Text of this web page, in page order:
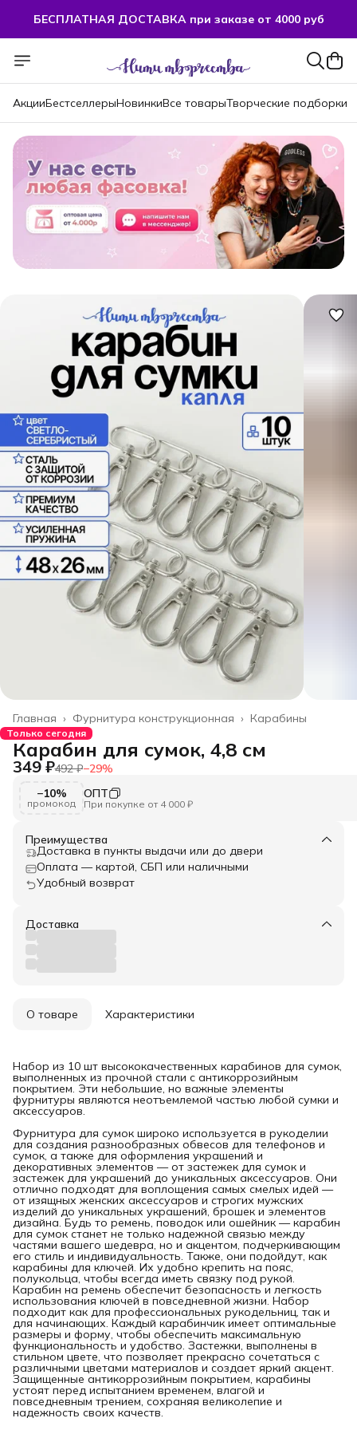
БЕСПЛАТНАЯ ДОСТАВКА при заказе от 4000 руб
БЕСПЛАТНАЯ ДОСТАВКА при заказе от 4000 руб
АкцииБестселлерыНовинкиВсе товарыТворческие подборки
Карабины
Фурнитура конструкционная ›
Главная ›
Только сегодня
Карабин для сумок, 4,8 см
349 ₽492 ₽−29%
−10%
промокод
ОПТ
При покупке от 4 000 ₽
Преимущества
Доставка в пункты выдачи или до двери
Оплата — картой, СБП или наличными
Удобный возврат
Доставка
О товаре Характеристики
Набор из 10 шт высококачественных карабинов для сумок,
выполненных из прочной стали с антикоррозийным
покрытием. Эти небольшие, но важные элементы
фурнитуры являются неотъемлемой частью любой сумки и
аксессуаров.
Фурнитура для сумок широко используется в рукоделии
для создания разнообразных обвесов для телефонов и
сумок, а также для оформления украшений и
декоративных элементов — от застежек для сумок и
застежек для украшений до уникальных аксессуаров. Они
отлично подходят для воплощения самых смелых идей —
от изящных женских аксессуаров и строгих мужских
изделий до уникальных украшений, брошек и элементов
дизайна. Будь то ремень, поводок или ошейник — карабин
для сумок станет не только надежной связью между
частями вашего шедевра, но и акцентом, подчеркивающим
его стиль и индивидуальность. Также, они подойдут, как
карабины для ключей. Их удобно крепить на пояс,
полукольца, чтобы всегда иметь связку под рукой.
Карабин на ремень обеспечит безопасность и легкость
использования ключей в повседневной жизни. Набор
подходит как для профессиональных рукодельниц, так и
для начинающих. Каждый карабинчик имеет оптимальные
размеры и форму, чтобы обеспечить максимальную
функциональность и удобство. Застежки, выполнены в
стильном цвете, что позволяет прекрасно сочетаться с
различными цветами материалов и создает яркий акцент.
Защищенные антикоррозийным покрытием, карабины
устоят перед испытанием временем, влагой и
повседневным трением, сохраняя великолепие и
надежность своих качеств.